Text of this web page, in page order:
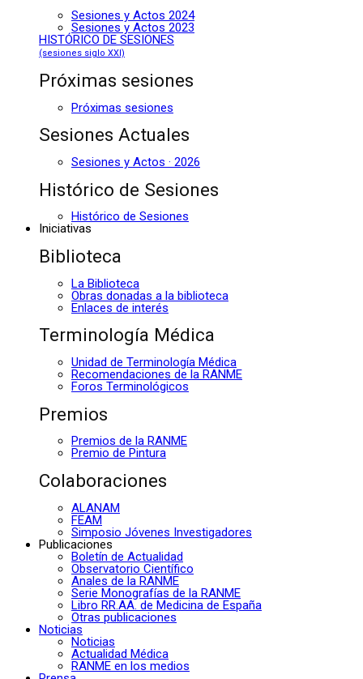
Sesiones y Actos 2024
Sesiones y Actos 2023
HISTÓRICO DE SESIONES
(sesiones siglo XXI)
Próximas sesiones
Próximas sesiones
Sesiones Actuales
Sesiones y Actos · 2026
Histórico de Sesiones
Histórico de Sesiones
Iniciativas
Biblioteca
La Biblioteca
Obras donadas a la biblioteca
Enlaces de interés
Terminología Médica
Unidad de Terminología Médica
Recomendaciones de la RANME
Foros Terminológicos
Premios
Premios de la RANME
Premio de Pintura
Colaboraciones
ALANAM
FEAM
Simposio Jóvenes Investigadores
Publicaciones
Boletín de Actualidad
Observatorio Científico
Anales de la RANME
Serie Monografías de la RANME
Libro RR.AA. de Medicina de España
Otras publicaciones
Noticias
Noticias
Actualidad Médica
RANME en los medios